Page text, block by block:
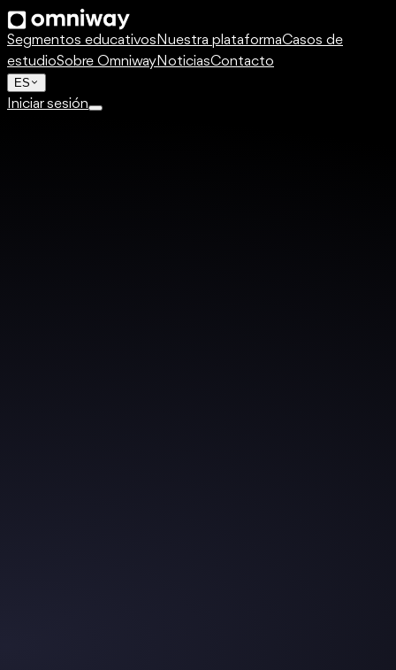
Segmentos educativos Nuestra plataformaCasos de
estudioSobre OmniwayNoticiasContacto
ES
Iniciar sesión